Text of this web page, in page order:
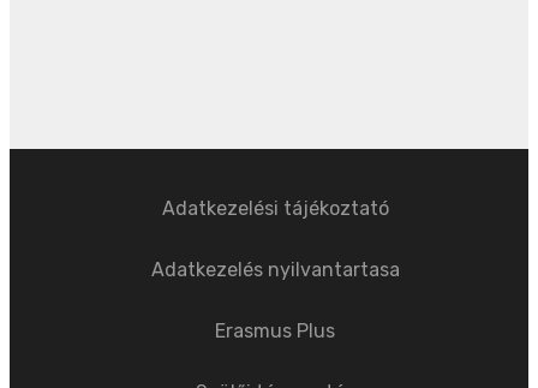
Adatkezelési tájékoztató
Adatkezelés nyilvantartasa
Erasmus Plus